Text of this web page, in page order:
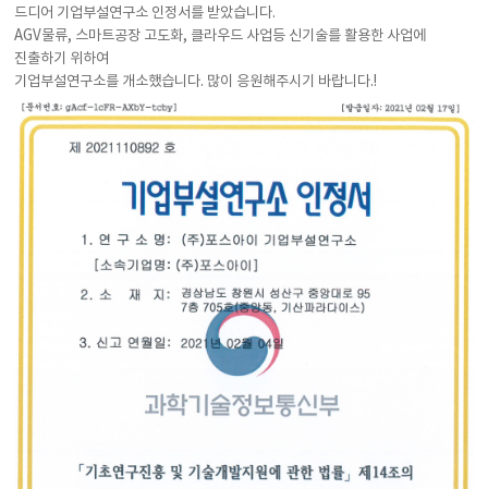
드디어 기업부설연구소 인정서를 받았습니다.
AGV물류, 스마트공장 고도화, 클라우드 사업등 신기술를 활용한 사업에
진출하기 위하여
기업부설연구소를 개소했습니다. 많이 응원해주시기 바랍니다.!